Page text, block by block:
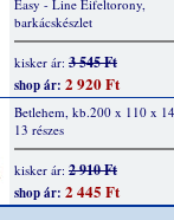
Easy - Line Eifeltorony,
barkácskészlet
kisker ár: 3 545 Ft
shop ár: 2 920 Ft
Betlehem, kb.200 x 110 x
13 részes
kisker ár: 2 910 Ft
shop ár: 2 445 Ft